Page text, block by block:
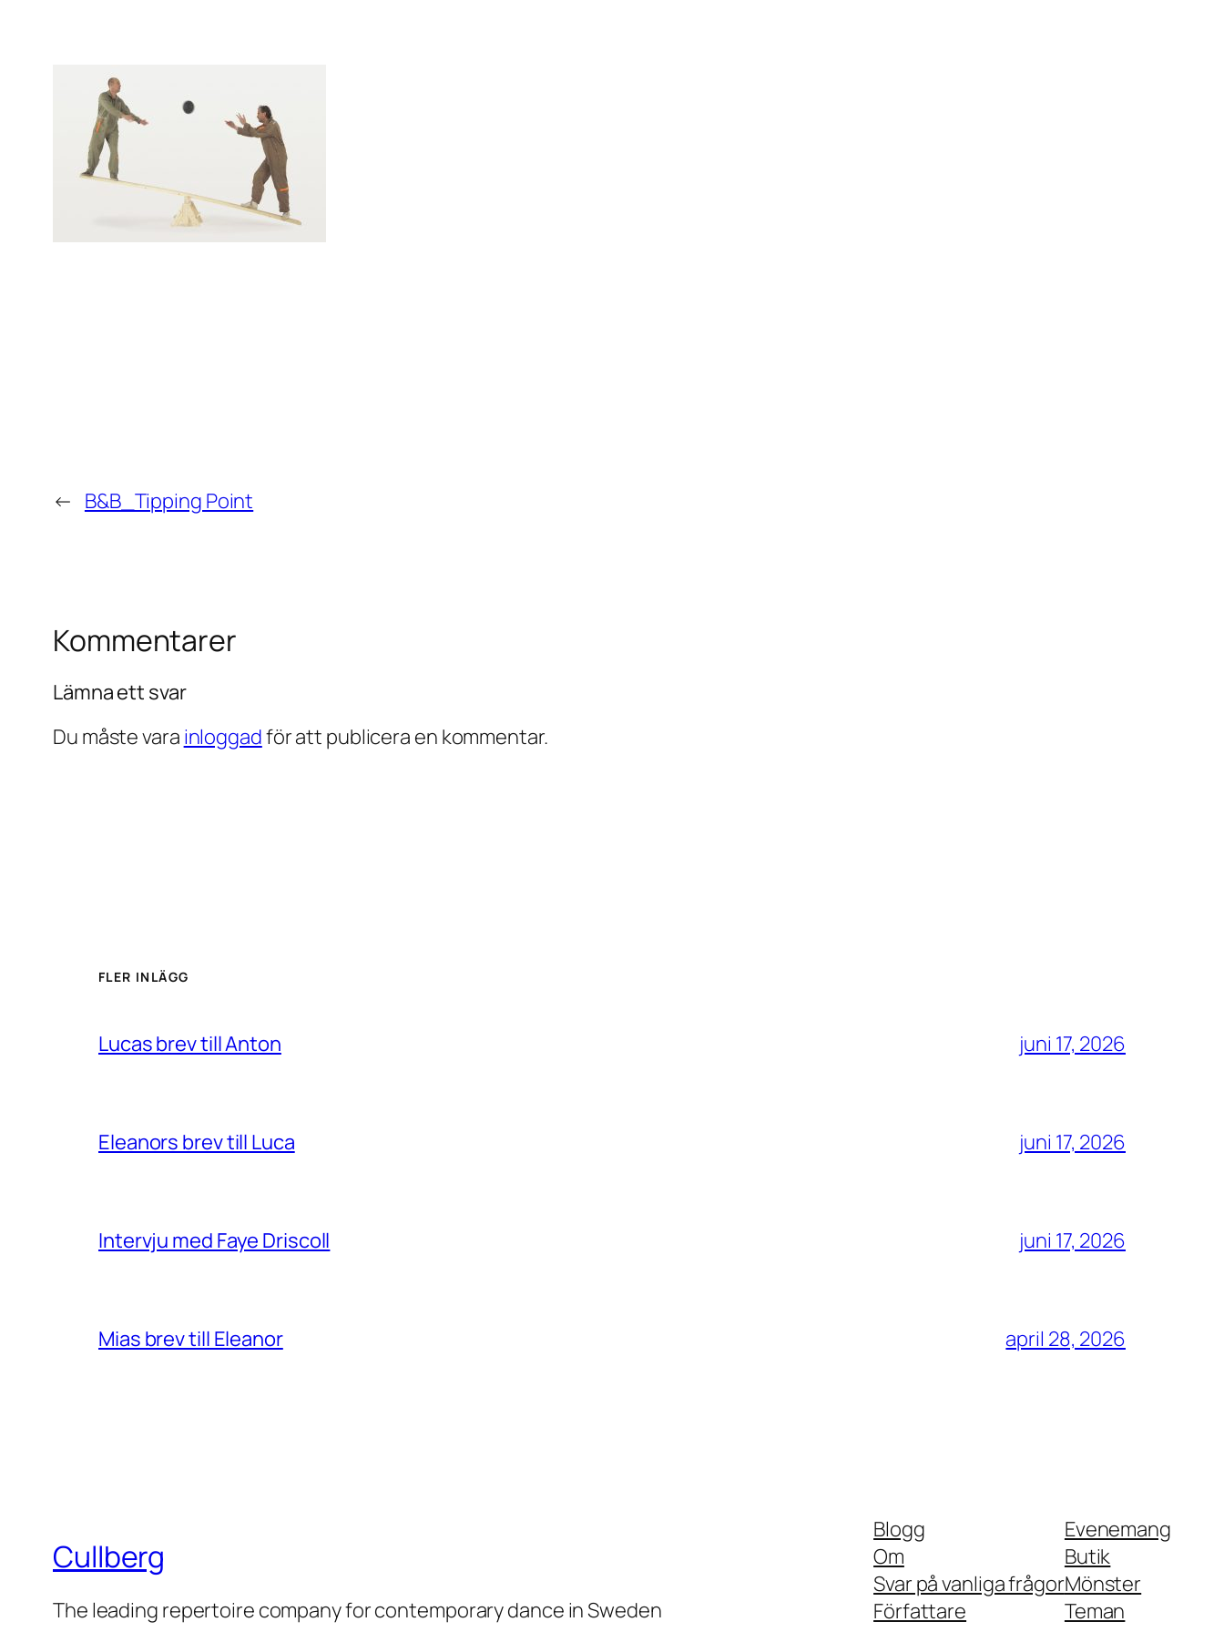
← B&B_Tipping Point
Kommentarer
Lämna ett svar
Du måste vara inloggadför att publicera en kommentar.
FLER INLÄGG
Lucas brev till Anton juni 17, 2026
Eleanors brev till Luca juni 17, 2026
Intervju med Faye Driscoll juni 17, 2026
Mias brev till Eleanor april 28, 2026
Cullberg
The leading repertoire company for contemporary dance in Sweden
Blogg
Om
Svar på vanliga frågor
Författare
Evenemang
Butik
Mönster
Teman